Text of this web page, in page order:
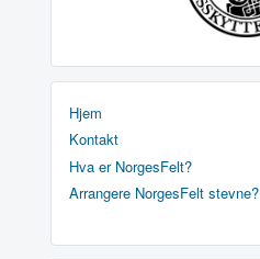
Hjem
Kontakt
Hva er NorgesFelt?
Arrangere NorgesFelt stevne?